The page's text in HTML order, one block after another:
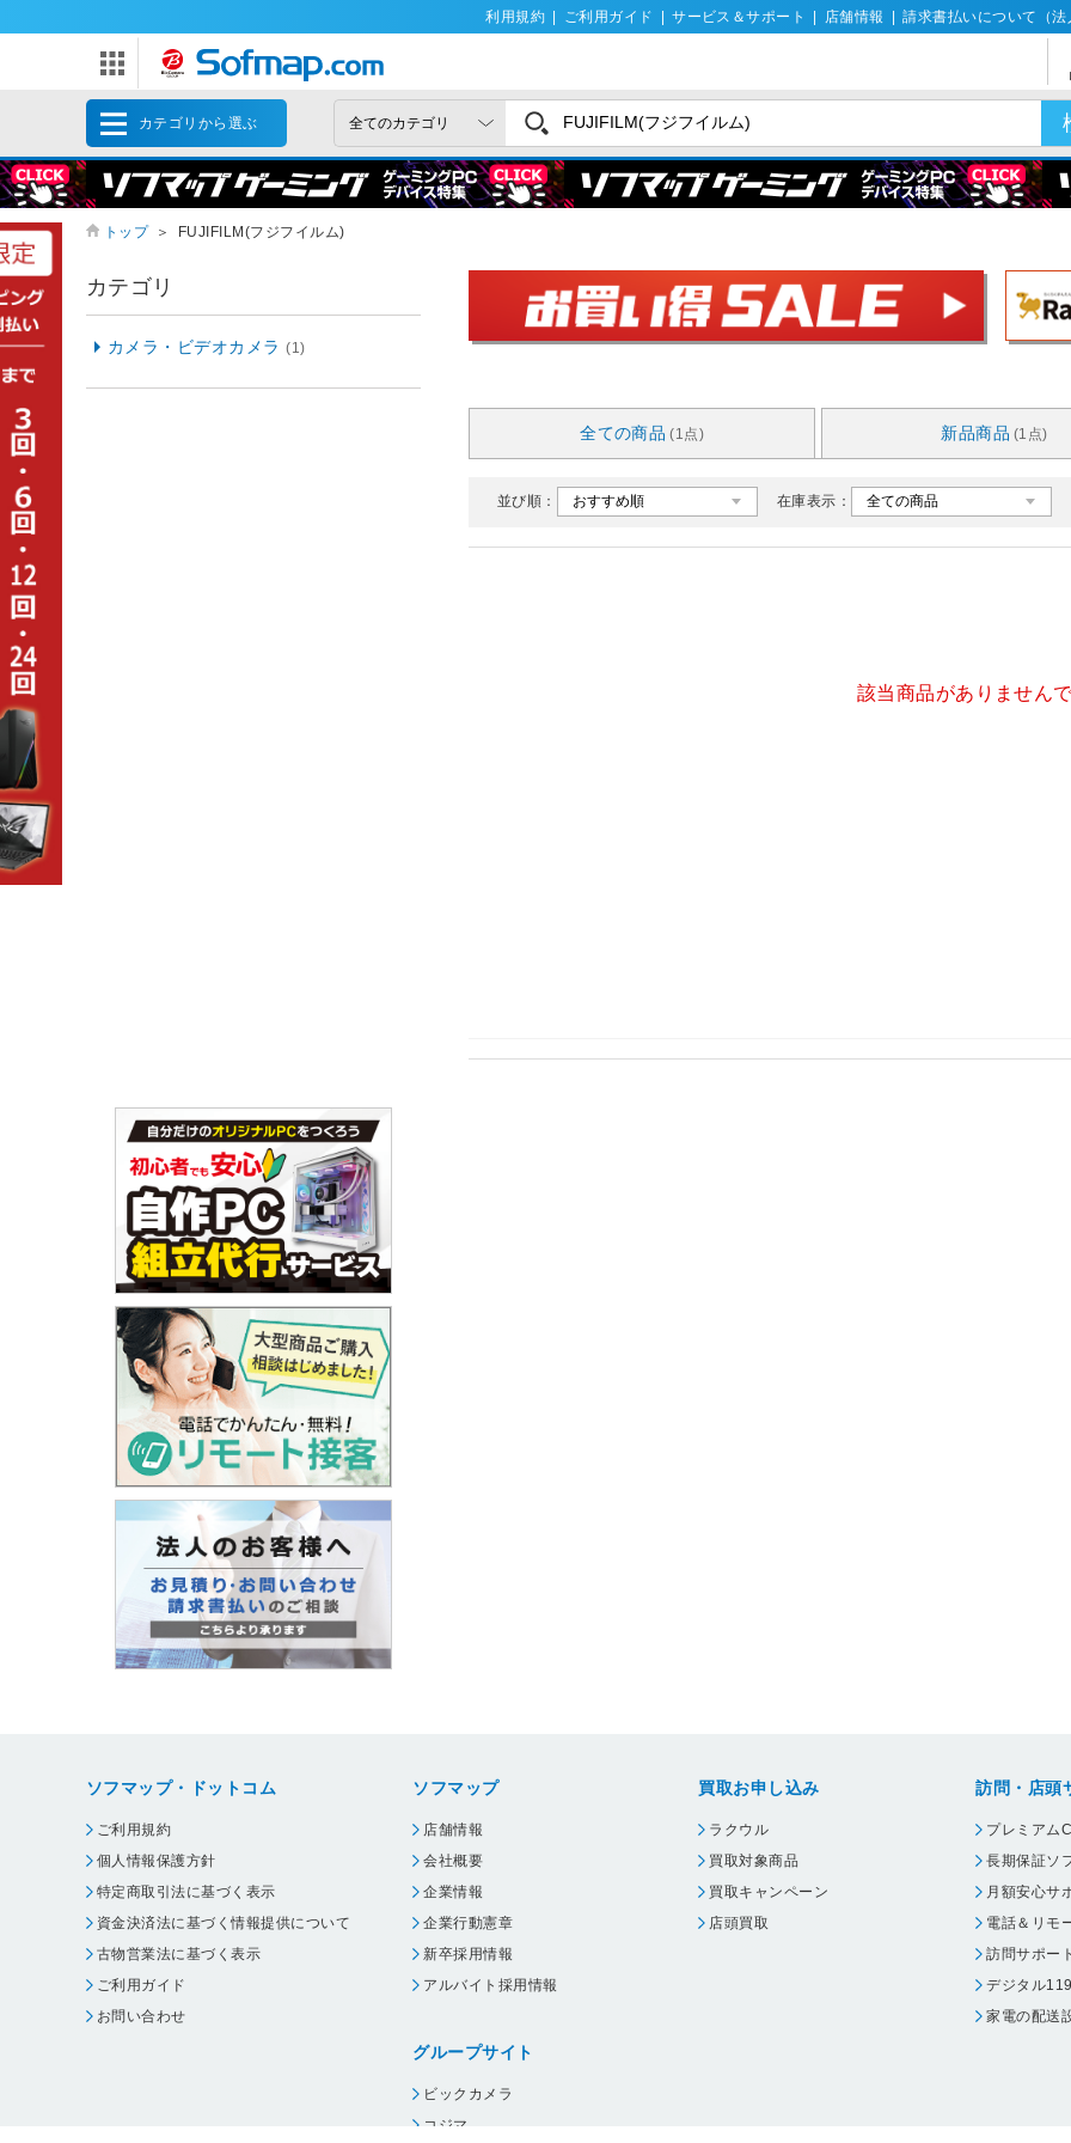
利用規約 ご利用ガイド サービス＆サポート 店舗情報 請求書払いについて（法
カテゴリから選ぶ
トップ ＞ FUJIFILM(フジフイルム)
全ての商品 (1点) 新品商品 (1点)
並び順： 在庫表示：
該当商品がありません
カテゴリ
カメラ・ビデオカメラ(1)
ソフマップ・ドットコム
ご利用規約
個人情報保護方針
特定商取引法に基づく表示
資金決済法に基づく情報提供について
古物営業法に基づく表示
ご利用ガイド
お問い合わせ
ソフマップ
店舗情報
会社概要
企業情報
企業行動憲章
新卒採用情報
アルバイト採用情報
グループサイト
ビックカメラ
コジマ
買取お申し込み
ラクウル
買取対象商品
買取キャンペーン
店頭買取
訪問・店頭
プレミアム
長期保証ソ
月額安心サ
電話＆リモ
訪問サポー
デジタル
家電の配送